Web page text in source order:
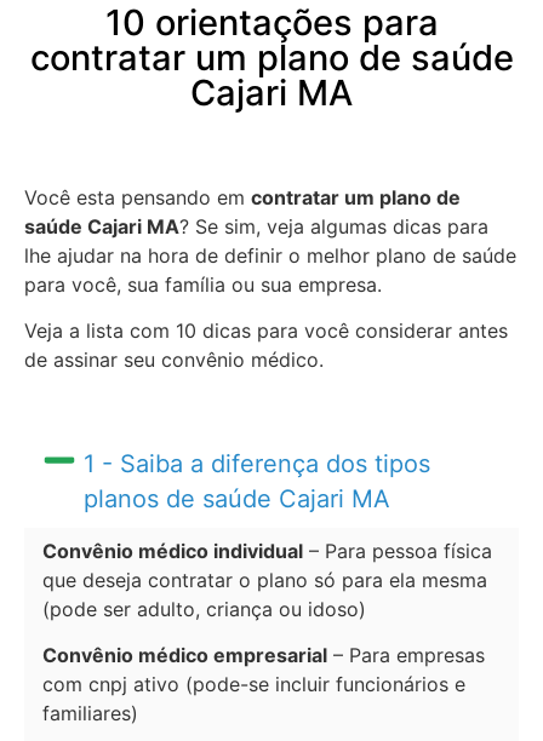
10 orientações para
contratar um plano de saúde
Cajari MA
Você esta pensando em contratar um plano de
saúde Cajari MA? Se sim, veja algumas dicas para
lhe ajudar na hora de definir o melhor plano de saúde
para você, sua família ou sua empresa.
Veja a lista com 10 dicas para você considerar antes
de assinar seu convênio médico.
1 - Saiba a diferença dos tipos
planos de saúde Cajari MA
Convênio médico individual – Para pessoa física
que deseja contratar o plano só para ela mesma
(pode ser adulto, criança ou idoso)
Convênio médico empresarial – Para empresas
com cnpj ativo (pode-se incluir funcionários e
familiares)